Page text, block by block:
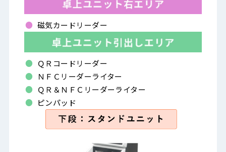
磁気カードリーダー
ＱＲコードリーダー
ＮＦＣリーダーライター
ＱＲ＆ＮＦＣリーダーライター
ピンパッド